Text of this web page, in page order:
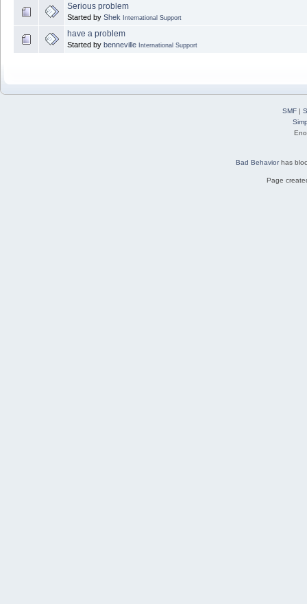
Serious problem
Started by Shek International Support
have a problem
Started by benneville International Support
SMF|
Bad Behaviorhas
Page